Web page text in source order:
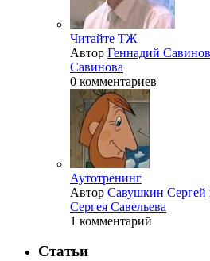
Читайте ТЖ
Автор Геннадий Савинов
Савинова
0 комментариев
Аутотренинг
Автор Савушкин Сергей
Сергея Савельева
1 комментарий
Статьи